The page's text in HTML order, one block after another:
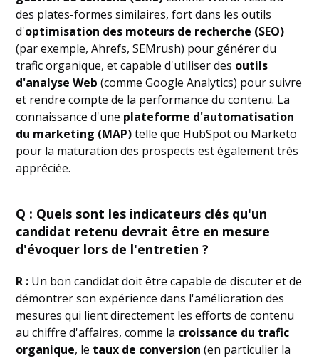
des plates-formes similaires, fort dans les outils
d'optimisation des moteurs de recherche (SEO)
(par exemple, Ahrefs, SEMrush) pour générer du
trafic organique, et capable d'utiliser des outils
d'analyse Web (comme Google Analytics) pour suivre
et rendre compte de la performance du contenu. La
connaissance d'une plateforme d'automatisation
du marketing (MAP)telle que HubSpot ou Marketo
pour la maturation des prospects est également très
appréciée.
Q : Quels sont les indicateurs clés qu'un
candidat retenu devrait être en mesure
d'évoquer lors de l'entretien ?
R : Un bon candidat doit être capable de discuter et de
démontrer son expérience dans l'amélioration des
mesures qui lient directement les efforts de contenu
au chiffre d'affaires, comme la croissance du trafic
organique, le taux de conversion (en particulier la